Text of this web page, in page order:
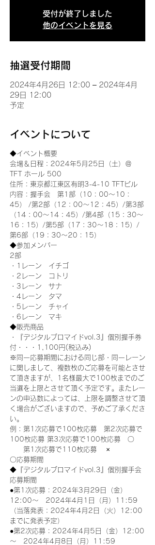
受付が終了しました
他のイベントを見る
抽選受付期間
2024年4月26日 12:00 – 2024年4月
29日 12:00
予定
イベントについて
◆イベント概要
会場＆日程：2024年5月25日（土）＠
TFT ホール 500
住所：東京都江東区有明3-4-10 TFTビル
内容：握手会　第1部（10：00～10：
45） /第2部（12：00～12：45）/第3部
（14：00～14：45）/第4部（15：30～
16：15）/第5部（17：30～18：15）/
第6部（19：30～20：15）
◆参加メンバー
2部
・1レーン　イチゴ
・2レーン　コトリ
・3レーン　サナ
・4レーン　タマ
・5レーン　チャイ
・6レーン　マキ
◆販売商品
・『デジタルブロマイドvol.3』個別握手券
付・・・1,100円(税込み)
※同一応募期間における同じ部・同一レーン
に関しまして、複数枚のご応募を可能とさせ
て頂きますが、1名様最大で100枚までのご
当選を上限とさせて頂く予定です。またレー
ンの申込数によっては、上限を調整させて頂
く場合がございますので、予めご了承くださ
い。
例：第1次応募で100枚応募　第2次応募で
100枚応募 第3次応募で100枚応募　〇
第1次応募で110枚応募　 ×
〇応募期間
◆『デジタルブロマイドvol.3』個別握手会
応募期間
●第1次応募：2024年3月29日（金）
12:00～　2024年4月1日（月）11:59
（当落発表：2024年4月2日（火）12:00
までに発表予定）
●第2次応募：2024年4月5日（金）12:00
～　2024年4月8日（月）11:59